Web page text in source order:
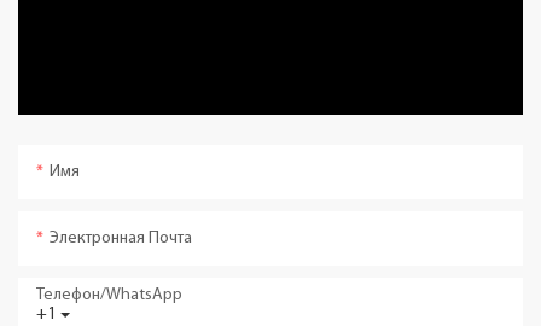
Имя
Электронная Почта
+1
Телефон/WhatsApp